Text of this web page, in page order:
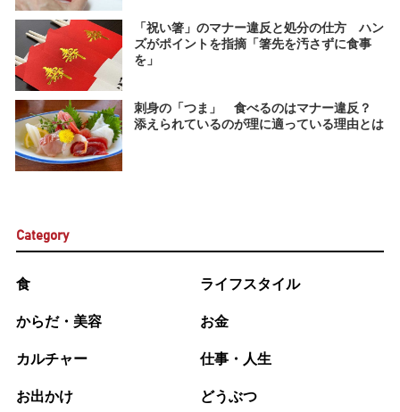
「祝い箸」のマナー違反と処分の仕方 ハン
ズがポイントを指摘「箸先を汚さずに食事
を」
刺身の「つま」 食べるのはマナー違反？
添えられているのが理に適っている理由とは
Category
食 ライフスタイル
からだ・美容 お金
カルチャー 仕事・人生
お出かけ どうぶつ